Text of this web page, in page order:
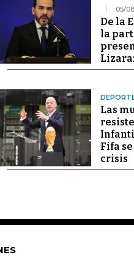
05/
De la
la
Las
Fifa
crisis